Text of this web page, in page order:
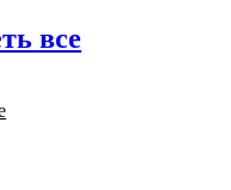
все